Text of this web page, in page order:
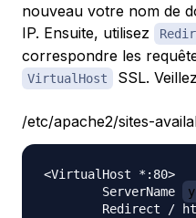
nouveau votre nom de
IP. Ensuite, utilisez
correspondre les
VirtualHost SSL.
/etc/apache2/sites-
<VirtualHost *:80>
	ServerName
Redirect /